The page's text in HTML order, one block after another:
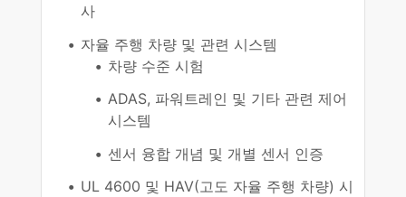
사
자율 주행 차량 및 관련 시스템
차량 수준 시험
ADAS, 파워트레인 및 기타 관련 제어
시스템
센서 융합 개념 및 개별 센서 인증
UL 4600 및 HAV(고도 자율 주행 차량) 시